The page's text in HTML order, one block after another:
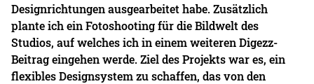
Designrichtungen ausgearbeitet habe. Zusätzlich
plante ich ein Fotoshooting für die Bildwelt des
Studios, auf welches ich in einem weiteren Digezz-
Beitrag eingehen werde. Ziel des Projekts war es, ein
flexibles Designsystem zu schaffen, das von den